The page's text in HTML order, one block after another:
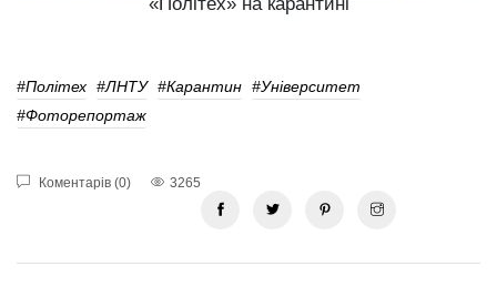
#політех #ЛНТУ #Карантин #університет
#Фоторепортаж
Коментарів (0) 3265